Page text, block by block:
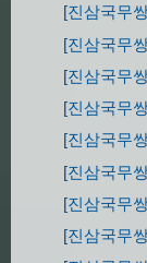
[진삼국무
[진삼국무
[진삼국무
[진삼국무
[진삼국무
[진삼국무
[진삼국무
[진삼국무